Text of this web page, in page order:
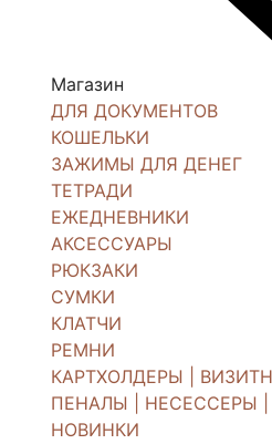
Магазин
ДЛЯ ДОКУМЕНТОВ
КОШЕЛЬКИ
ЗАЖИМЫ ДЛЯ ДЕНЕГ
ТЕТРАДИ
ЕЖЕДНЕВНИКИ
АКСЕССУАРЫ
РЮКЗАКИ
СУМКИ
КЛАТЧИ
РЕМНИ
КАРТХОЛДЕРЫ |
ПЕНАЛЫ | НЕСЕССЕРЫ
НОВИНКИ